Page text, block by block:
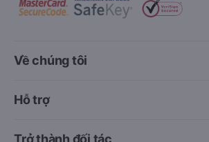
Về chúng tôi
Hỗ trợ
Trở thành đối tác